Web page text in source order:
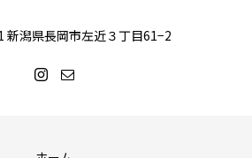
新潟県長岡市左近３丁目61−2